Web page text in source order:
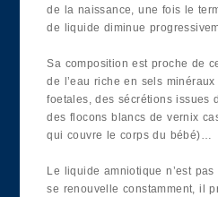
de la naissance, une fois le
de liquide diminue
Sa composition est proche de
de l’eau riche en sels
foetales, des sécrétions issues
des flocons blancs de vernix
qui couvre le corps du bébé)…
Le liquide amniotique n’est
se renouvelle constamment, il